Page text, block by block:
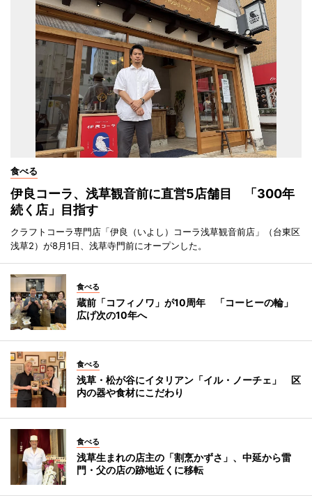
食べる
伊良コーラ、浅草観音前に直営5店舗目 「300年
続く店」目指す
クラフトコーラ専門店「伊良（いよし）コーラ浅草観音前店」（台東区
浅草2）が8月1日、浅草寺門前にオープンした。
食べる
蔵前「コフィノワ」が10周年 「コーヒーの輪」
広げ次の10年へ
食べる
浅草・松が谷にイタリアン「イル・ノーチェ」 区
内の器や食材にこだわり
食べる
浅草生まれの店主の「割烹かずさ」、中延から雷
門・父の店の跡地近くに移転